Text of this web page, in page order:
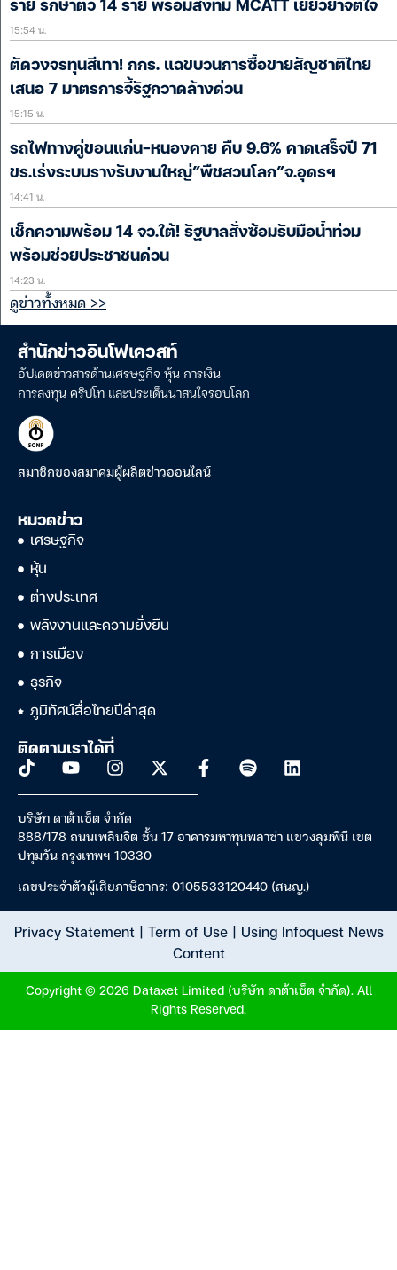
ราย รักษาตัว 14 ราย พร้อมส่งทีม MCATT เยียวยาจิตใจ
15:54 น.
ตัดวงจรทุนสีเทา! กกร. แฉขบวนการซื้อขายสัญชาติไทย
เสนอ 7 มาตรการจี้รัฐกวาดล้างด่วน
15:15 น.
รถไฟทางคู่ขอนแก่น-หนองคาย คืบ 9.6% คาดเสร็จปี 71
ขร.เร่งระบบรางรับงานใหญ่”พืชสวนโลก”จ.อุดรฯ
14:41 น.
เช็กความพร้อม 14 จว.ใต้! รัฐบาลสั่งซ้อมรับมือน้ำท่วม
พร้อมช่วยประชาชนด่วน
14:23 น.
ดูข่าวทั้งหมด >>
สำนักข่าวอินโฟเควสท์
อัปเดตข่าวสารด้านเศรษฐกิจ หุ้น การเงิน
การลงทุน คริปโท และประเด็นน่าสนใจรอบโลก
สมาชิกของสมาคมผู้ผลิตข่าวออนไลน์
หมวดข่าว
เศรษฐกิจ
หุ้น
ต่างประเทศ
พลังงานและความยั่งยืน
การเมือง
ธุรกิจ
ภูมิทัศน์สื่อไทยปีล่าสุด
ติดตามเราได้ที่
บริษัท ดาต้าเซ็ต จำกัด
888/178 ถนนเพลินจิต ชั้น 17 อาคารมหาทุนพลาซ่า แขวงลุมพินี เขต
ปทุมวัน กรุงเทพฯ 10330
เลขประจำตัวผู้เสียภาษีอากร: 0105533120440 (สนญ.)
Privacy Statement| Term of Use| Using Infoquest News
Content
Copyright © 2026 Dataxet Limited (บริษัท ดาต้าเซ็ต จำกัด). All
Rights Reserved.